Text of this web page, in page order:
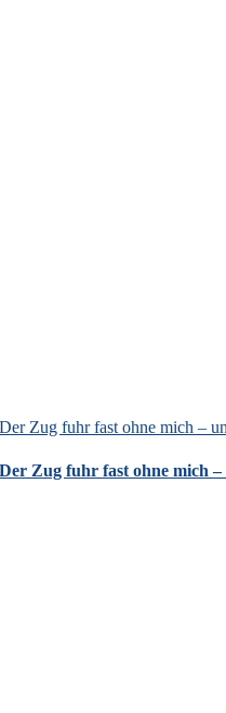
Der Zug fuhr fast ohne mich –
Der Zug fuhr fast ohne mich